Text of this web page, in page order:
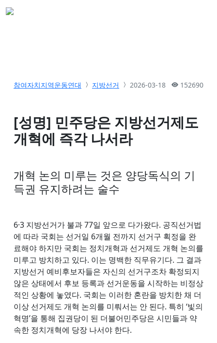
참여자치지역운동연대 지방선거 2026-03-18 152690
[성명] 민주당은 지방선거제도
개혁에 즉각 나서라
개혁 논의 미루는 것은 양당독식의 기
득권 유지하려는 술수
6·3 지방선거가 불과 77일 앞으로 다가왔다. 공직선거법
에 따라 국회는 선거일 6개월 전까지 선거구 획정을 완
료해야 하지만 국회는 정치개혁과 선거제도 개혁 논의를
미루고 방치하고 있다. 이는 명백한 직무유기다. 그 결과
지방선거 예비후보자들은 자신의 선거구조차 확정되지
않은 상태에서 후보 등록과 선거운동을 시작하는 비정상
적인 상황에 놓였다. 국회는 이러한 혼란을 방치한 채 더
이상 선거제도 개혁 논의를 미뤄서는 안 된다. 특히 ‘빛의
혁명’을 통해 집권당이 된 더불어민주당은 시민들과 약
속한 정치개혁에 당장 나서야 한다.